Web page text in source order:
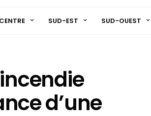
CENTRE SUD-EST SUD-OUEST
d’une